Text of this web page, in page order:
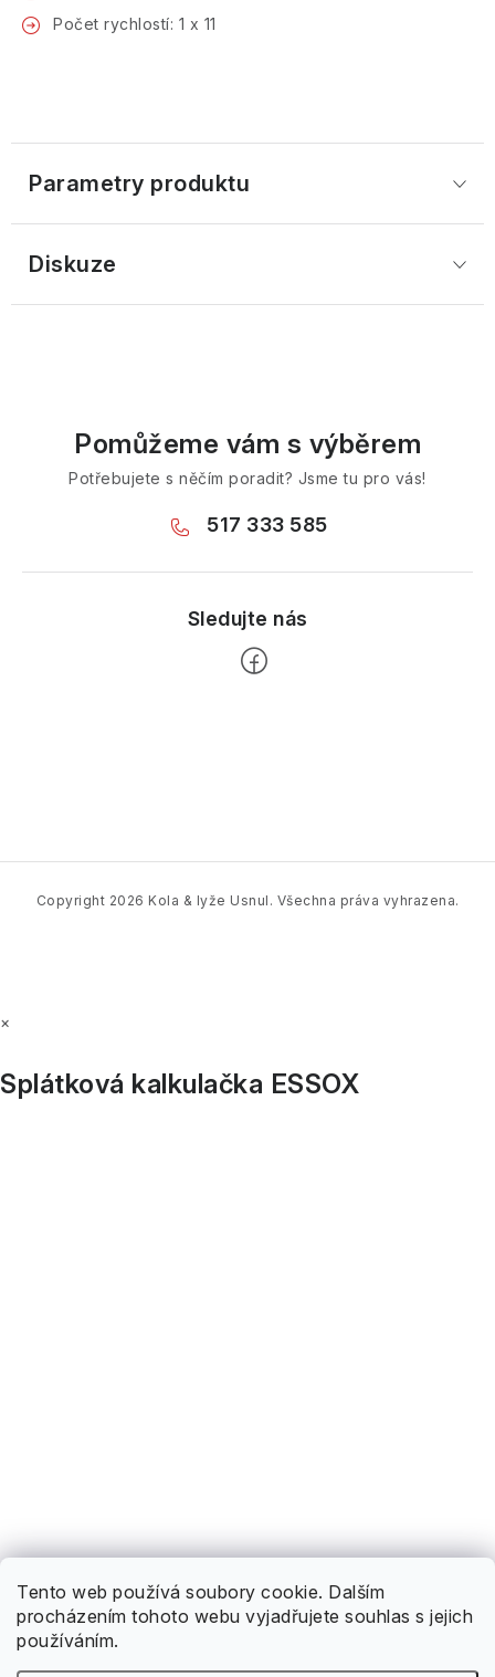
Tento web používá soubory cookie. Dalším
procházením tohoto webu vyjadřujete souhlas s jejich
používáním.
Počet rychlostí: 1 x 11
Parametry produktu
Diskuze
Pomůžeme vám s výběrem
Potřebujete s něčím poradit? Jsme tu pro vás!
517 333 585
Copyright 2026 Kola & lyže Usnul . Všechna práva vyhrazena.
×
Splátková kalkulačka ESSOX